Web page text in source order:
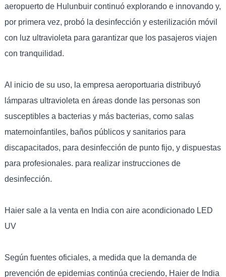
aeropuerto de Hulunbuir continuó explorando e innovando y,
por primera vez, probó la desinfección y esterilización móvil
con luz ultravioleta para garantizar que los pasajeros viajen
con tranquilidad.
Al inicio de su uso, la empresa aeroportuaria distribuyó
lámparas ultravioleta en áreas donde las personas son
susceptibles a bacterias y más bacterias, como salas
maternoinfantiles, baños públicos y sanitarios para
discapacitados, para desinfección de punto fijo, y dispuestas
para profesionales. para realizar instrucciones de
desinfección.
Haier sale a la venta en India con aire acondicionado LED
UV
Según fuentes oficiales, a medida que la demanda de
prevención de epidemias continúa creciendo, Haier de India